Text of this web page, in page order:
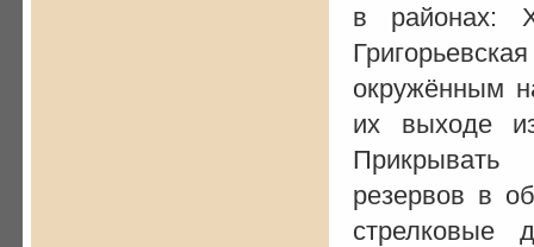
в районах:
окружённым
их выходе
Прикрывать
резервов в
стрелковые